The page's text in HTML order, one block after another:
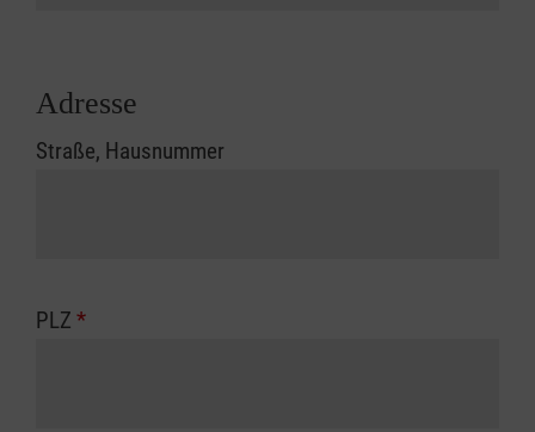
Adresse
Straße, Hausnummer
PLZ *